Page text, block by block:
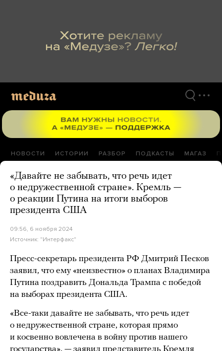
НОВОСТИ ИСТОРИИ РАЗБОР ПОДКАСТЫ МАГАЗ
«Давайте не забывать, что речь идет
о недружественной стране». Кремль —
о реакции Путина на итоги выборов
президента США
09:56, 6 ноября 2024
Источник: "Интерфакс"
Пресс-секретарь президента РФ Дмитрий Песков
заявил, что ему «неизвестно» о планах Владимира
Путина поздравить Дональда Трампа с победой
на выборах президента США.
«Все-таки давайте не забывать, что речь идет
о недружественной стране, которая прямо
и косвенно вовлечена в войну против нашего